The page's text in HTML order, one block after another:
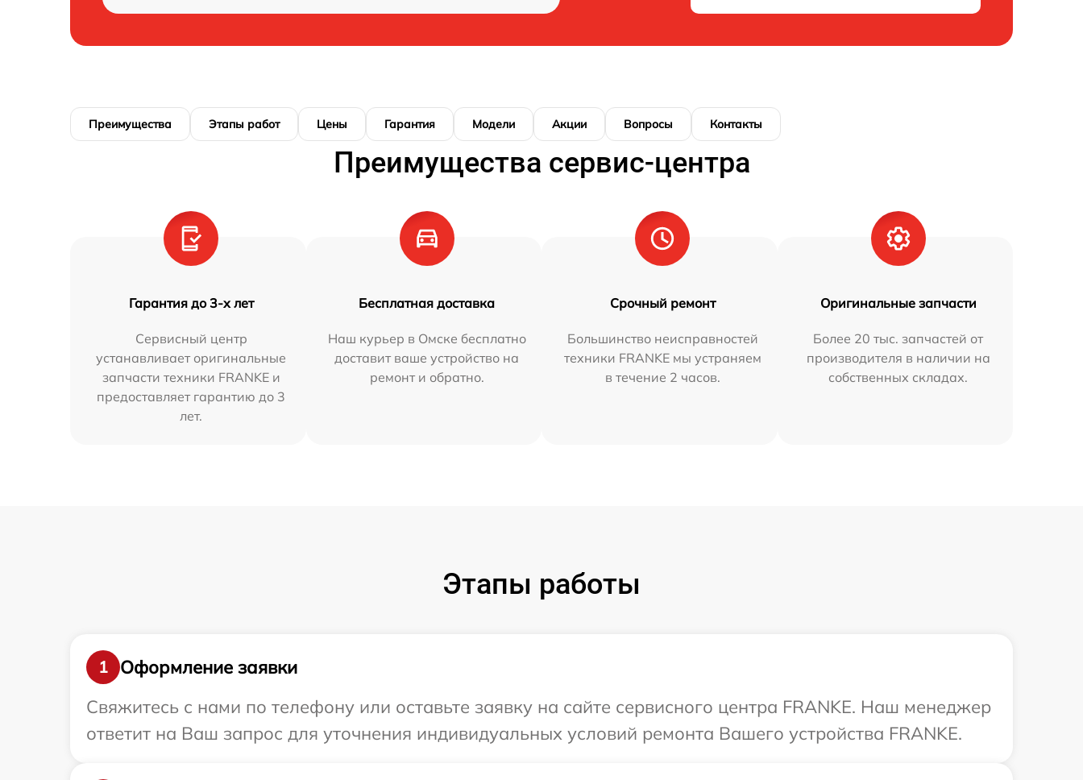
Преимущества Этапы работ Цены Гарантия Модели Акции Вопросы Контакты
Преимущества сервис-центра
Гарантия до 3-х лет
Сервисный центр
устанавливает оригинальные
запчасти техники FRANKE и
предоставляет гарантию до 3
лет.
Бесплатная доставка
Наш курьер в Омске бесплатно
доставит ваше устройство на
ремонт и обратно.
Срочный ремонт
Большинство неисправностей
техники FRANKE мы устраняем
в течение 2 часов.
Оригинальные запчасти
Более 20 тыс. запчастей от
производителя в наличии на
собственных складах.
Этапы работы
1
Оформление заявки
Свяжитесь с нами по телефону или оставьте заявку на сайте сервисного центра FRANKE. Наш менеджер
ответит на Ваш запрос для уточнения индивидуальных условий ремонта Вашего устройства FRANKE.